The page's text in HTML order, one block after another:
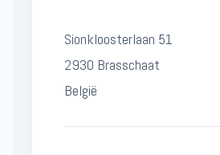
Sionkloosterlaan 51
2930 Brasschaat
België